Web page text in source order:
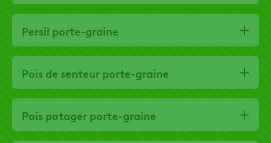
Persil porte-graine
Pois de senteur porte-graine
Pois potager porte-graine